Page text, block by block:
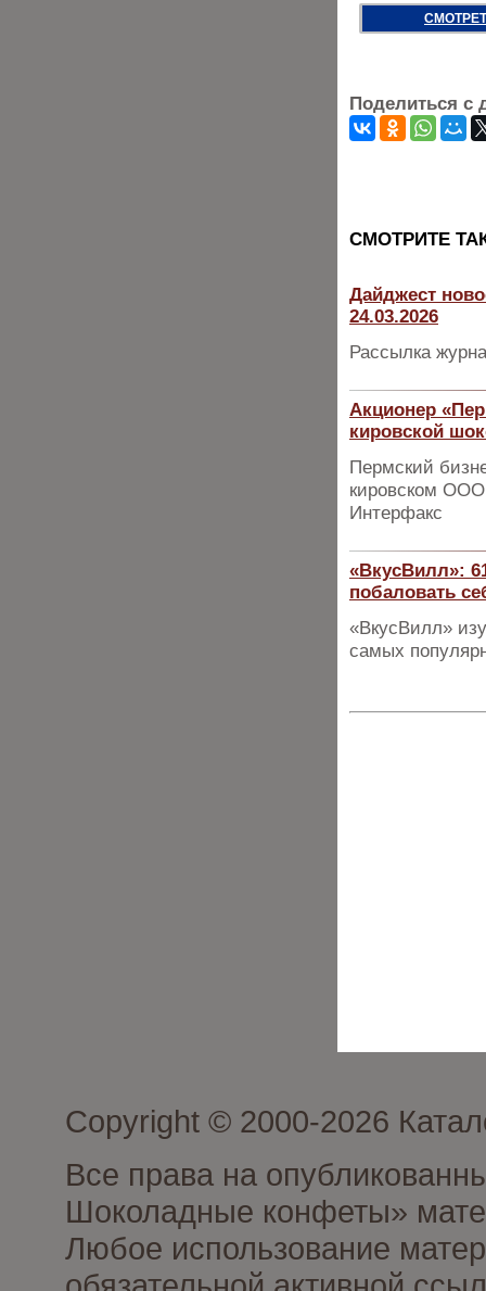
Поделиться с
CМОТРИТЕ
Дайджест
24.03.2026
Рассылка
Акционер
кировской
Пермский
кировском
Интерфакс
«ВкусВилл»:
побаловать
«ВкусВилл»
самых
Copyright © 2000-2026
Все права на
Шоколадные конфеты»
Любое использование